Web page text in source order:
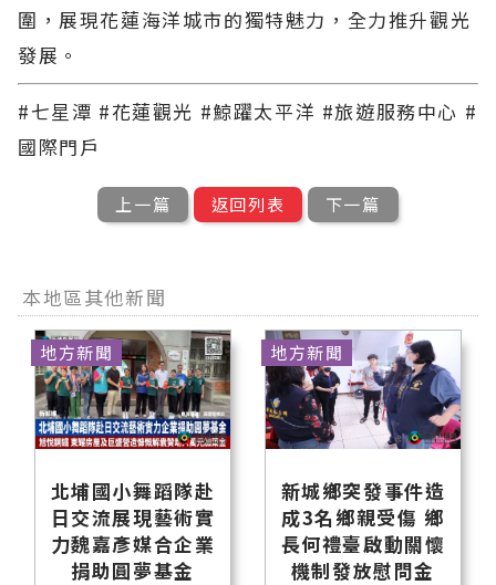
圍，展現花蓮海洋城市的獨特魅力，全力推升觀光
發展。
#七星潭 #花蓮觀光 #鯨躍太平洋 #旅遊服務中心 #
國際門戶
上一篇 返回列表 下一篇
本地區其他新聞
北埔國小舞蹈隊赴
日交流展現藝術實
力魏嘉彥媒合企業
捐助圓夢基金
地方新聞
新城鄉突發事件造
成3名鄉親受傷 鄉
長何禮臺啟動關懷
機制發放慰問金
地方新聞